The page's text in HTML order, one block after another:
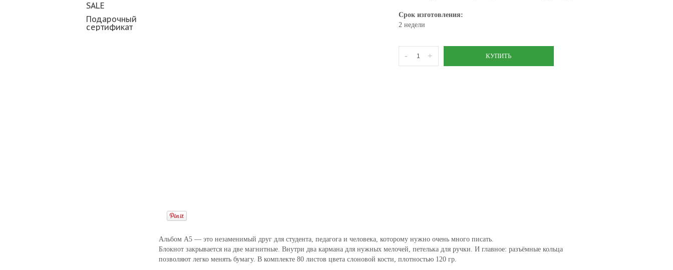
SALE
Подарочный
сертификат
Срок изготовления:
2 недели
- + КУПИТЬ
Альбом А5 — это незаменимый друг для студента, педагога и человека, которому нужно очень много писать.
Блокнот закрывается на две магнитные. Внутри два кармана для нужных мелочей, петелька для ручки. И главное: разъёмные кольца
позволяют легко менять бумагу. В комплекте 80 листов цвета слоновой кости, плотностью 120 гр.